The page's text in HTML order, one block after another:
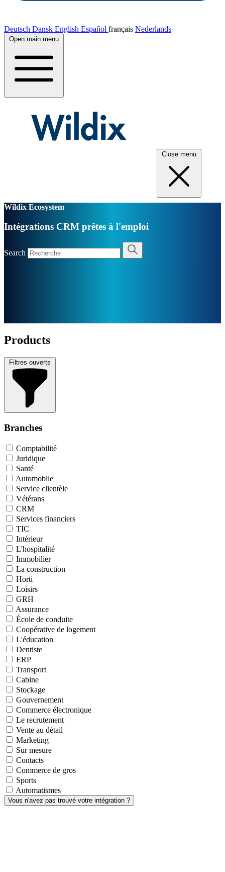
Deutsch Dansk English Español français Nederlands
Open main menu
Close menu
Wildix Ecosystem
Intégrations CRM prêtes à l'emploi
Search
Products
Filtres ouverts
Branches
Comptabilité
Juridique
Santé
Automobile
Service clientèle
Vétérans
CRM
Services financiers
TIC
Intérieur
L'hospitalité
Immobilier
La construction
Horti
Loisirs
GRH
Assurance
École de conduite
Coopérative de logement
L'éducation
Dentiste
ERP
Transport
Cabine
Stockage
Gouvernement
Commerce électronique
Le recrutement
Vente au détail
Marketing
Sur mesure
Contacts
Commerce de gros
Sports
Automatismes
Vous n'avez pas trouvé votre intégration ?